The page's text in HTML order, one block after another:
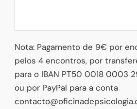
Nota: Pagamento de 9€ por
pelos 4 encontros, por
para o IBAN PT50 0018 0003
ou por PayPal para a conta